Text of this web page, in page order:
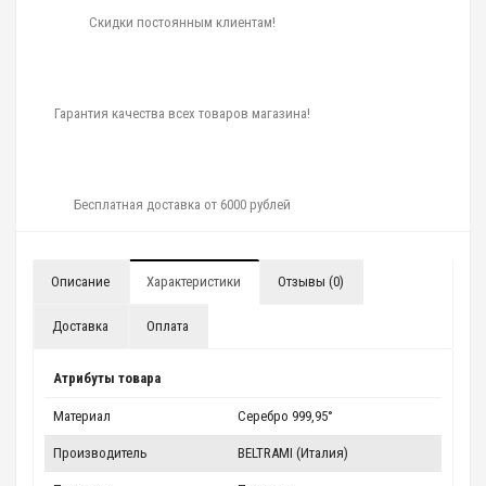
Скидки постоянным клиентам!
Гарантия качества всех товаров магазина!
Бесплатная доставка от 6000 рублей
Описание Характеристики Отзывы (0)
Доставка Оплата
Атрибуты товара
Материал Серебро 999,95°
Производитель BELTRAMI (Италия)